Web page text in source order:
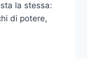
la stessa:
di potere,